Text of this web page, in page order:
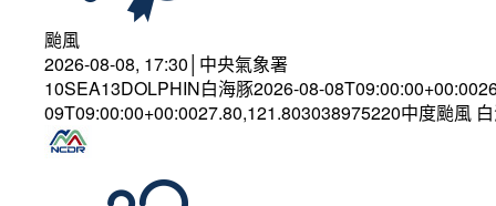
颱風
2026-08-08, 17:30│中央氣象署
10SEA13DOLPHIN白海豚2026-08-
09T09:00:00+00:0027.80,121.803038975220中度颱風